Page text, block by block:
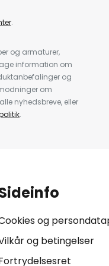
.
og armaturer,
information om
og
om
nyhedsbreve, eller
.
og
og betingelser